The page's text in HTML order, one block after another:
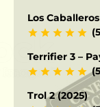
Los
Terrifier 3 –
Trol 2 (2025)